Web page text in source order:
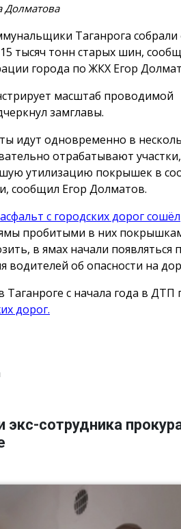
Долматова
Таганрога собрали
тысяч тонн старых шин,
города по ЖКХ Егор
масштаб проводимой
замглавы.
идут одновременно в
отрабатывают участки,
утилизацию покрышек в
сообщил Егор Долматов.
асфальт с городских дорог сошёл
пробитыми в них
в ямах начали появляться
об опасности на
Таганроге с начала года в ДТП
дорог.
экс-сотрудника